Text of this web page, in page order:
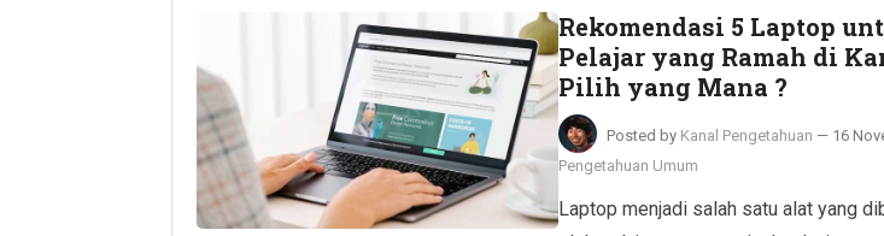
Rekomendasi 5 Laptop
Pelajar yang Ramah di
Pilih yang Mana ?
Posted by Kanal Pengetahuan — 16
Pengetahuan Umum
Laptop menjadi salah satu alat yang